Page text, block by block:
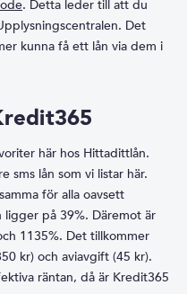
. Detta leder till att du
Det
kunna få ett lån via dem i
här hos Hittadittlån.
sms lån som vi listar här.
för alla oavsett
på 39%. Däremot är
1135%. Det tillkommer
kr) och aviavgift (45 kr).
räntan, då är Kredit365